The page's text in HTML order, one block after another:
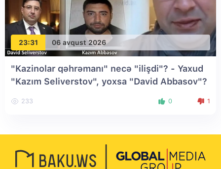
23:31 06 avqust 2026
"Kazinolar qəhrəmanı" necə "ilişdi"? - Yaxud
"Kazım Seliverstov", yoxsa "David Abbasov"?
233 0 1